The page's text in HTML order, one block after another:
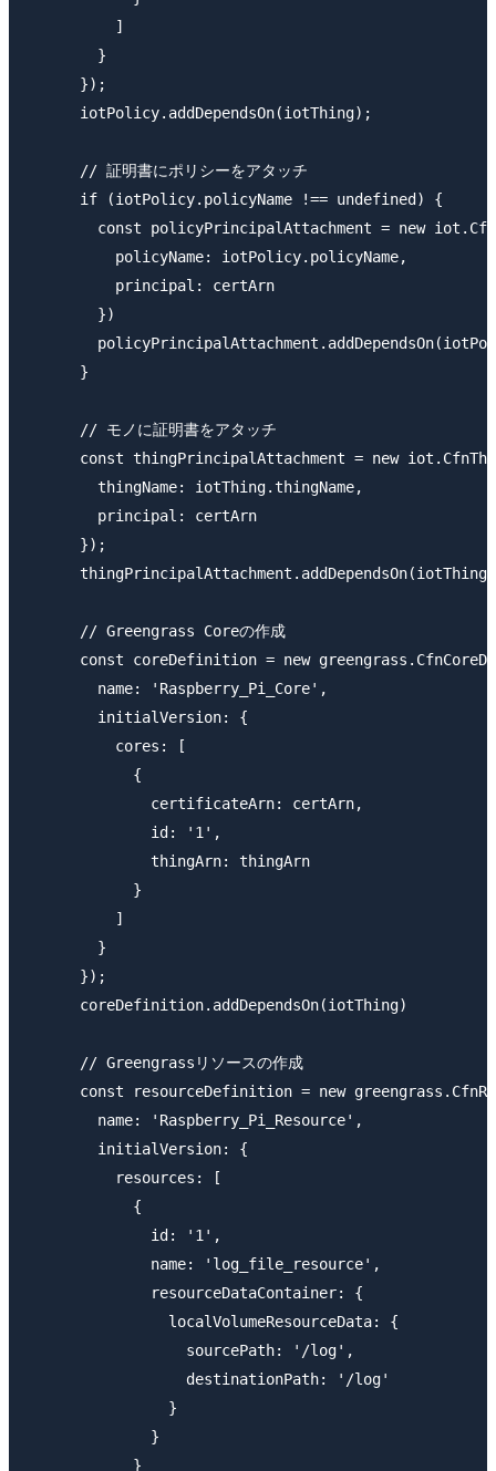
          ]
        }
      });
      iotPolicy.addDependsOn(iotThing);
      // 証明書にポリシーをアタッチ
      if (iotPolicy.policyName !== undefined) {
const policyPrincipalAttachment = new
          policyName: iotPolicy.policyName,
          principal: certArn
        })
      }
      // モノに証明書をアタッチ
const thingPrincipalAttachment = new
        thingName: iotThing.thingName,
        principal: certArn
      });
      thingPrincipalAttachment.addDependsOn(iotThing)
      // Greengrass Coreの作成
const coreDefinition = new
        name: 'Raspberry_Pi_Core',
        initialVersion: {
          cores: [
            {
              certificateArn: certArn,
              id: '1',
              thingArn: thingArn
            }
          ]
        }
      });
      coreDefinition.addDependsOn(iotThing)
      // Greengrassリソースの作成
const resourceDefinition = new
        name: 'Raspberry_Pi_Resource',
        initialVersion: {
          resources: [
            {
              id: '1',
              name: 'log_file_resource',
              resourceDataContainer: {
                localVolumeResourceData: {
                  sourcePath: '/log',
                  destinationPath: '/log'
                }
              }
            }